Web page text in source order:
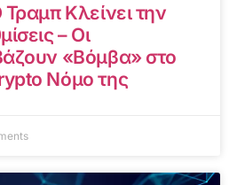
Κλείνει την
– Οι
«Βόμβα» στο
Νόμο της